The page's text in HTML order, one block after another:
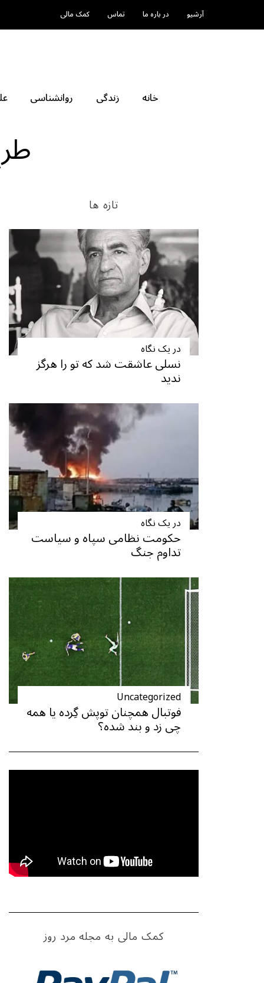
آرشیو در باره ما تماس کمک مالی
خانه زندگی روانشناسی
تازه ها
در یک نگاه
نسلی عاشقت شد که تو را هرگز
ندید
در یک نگاه
حکومت نظامی سپاه و سیاست
تداوم جنگ
Uncategorized
فوتبال همچنان توپش گِرده یا همه
چی زد و بند شده؟
کمک مالی به مجله مرد روز